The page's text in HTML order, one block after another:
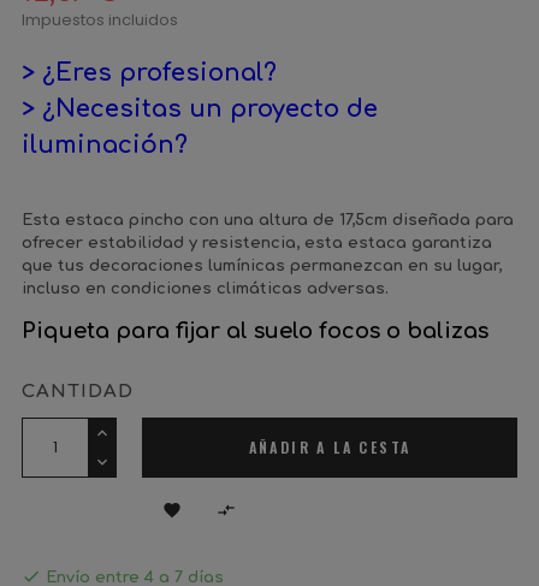
Impuestos incluidos
> ¿Eres profesional?
> ¿Necesitas un proyecto de
iluminación?
Esta estaca pincho con una altura de 17,5cm diseñada para
ofrecer estabilidad y resistencia, esta estaca garantiza
que tus decoraciones lumínicas permanezcan en su lugar,
incluso en condiciones climáticas adversas.
Piqueta para fijar al suelo focos o balizas
CANTIDAD
AÑADIR A LA CESTA
 
 Envío entre 4 a 7 días